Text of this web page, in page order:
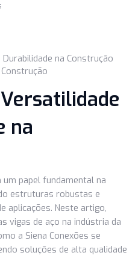
e Durabilidade na
na Construção
na
um papel fundamental na
estruturas robustas e
de aplicações. Neste artigo,